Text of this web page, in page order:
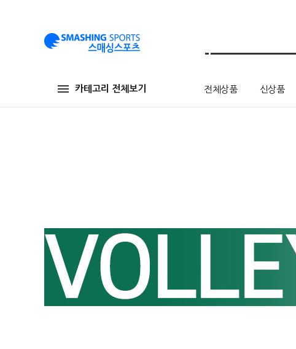
카테고리 전체보기 전체상품 신상품